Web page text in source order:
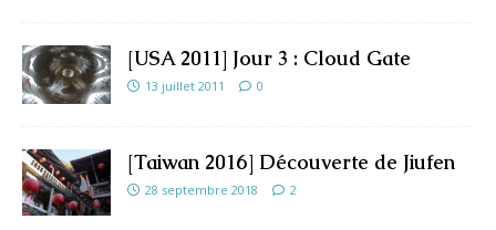
[USA 2011] Jour 3 : Cloud Gate
13 juillet 2011 0
[Taiwan 2016] Découverte de Jiufen
28 septembre 2018 2